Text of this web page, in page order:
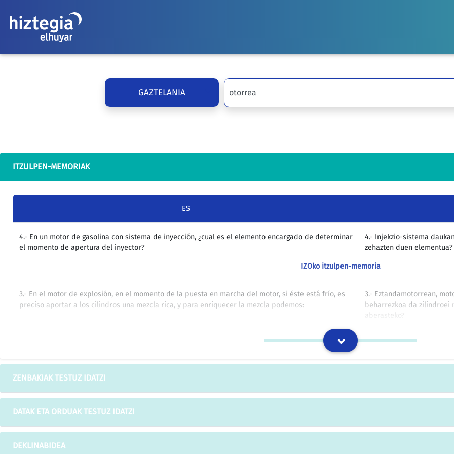
GAZTELANIA
ITZULPEN-MEMORIAK
ES
4.- En un motor de gasolina con sistema de inyección, ¿cual es el elemento encargado de determinar
el momento de apertura del inyector?
4.- Injekzio-sistema
zehazten duen elementua?
IZOko itzulpen-memoria
3.- En el motor de explosión, en el momento de la puesta en marcha del motor, si éste está frío, es
preciso aportar a los cilindros una mezcla rica, y para enriquecer la mezcla podemos:
3.- Eztandamotorrean,
beharrezkoa da zilindroei
aberasteko?
IZOko itzulpen-memoria
En el motor de explosión la relación de compresión es alta, mientras que en el de combustión la
relación de compresión es media.
Eztandamotorrean
IZOko itzulpen-memoria
RECLAMACIÓN DE RESPONSABILIDAD PATRIMONIAL POR LESIONES Y DAÑOS SUFRIDOS EN LA
MOTOCICLETA A CONSECUENCIA DE ACCIDENTE. EXPTE. 97/00088. Tipo de procedimiento:
ONDORIOZ MOTORREAN
ZENBAKIAK TESTUZ IDATZI
DATAK ETA ORDUAK TESTUZ IDATZI
DEKLINABIDEA